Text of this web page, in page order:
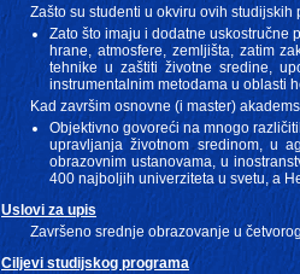
Zašto su studenti u okviru ovih
Zato što imaju i dodatne uskostručne
hrane, atmosfere, zemljišta, zatim
tehnike u zaštiti životne sredine,
instrumentalnim metodama u oblasti
Kad završim osnovne (i master)
Objektivno govoreći na mnogo
upravljanja životnom sredinom, u
obrazovnim ustanovama, u
400 najboljih univerziteta u svetu, a
Uslovi za upis
Završeno srednje obrazovanje u
Ciljevi studijskog programa